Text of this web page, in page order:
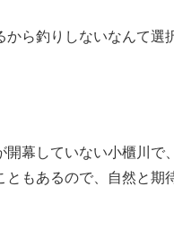
から釣りしないなんて選
開幕していない小櫃川で
ともあるので、自然と期